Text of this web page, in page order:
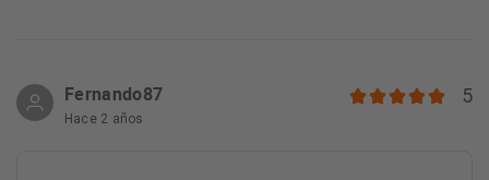
Fernando87
Hace 2 años
5